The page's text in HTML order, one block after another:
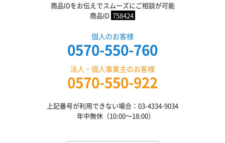
商品IDをお伝えでスムーズにご相談が可能
商品ID 758424
個人のお客様
0570-550-760
法人・個人事業主のお客様
0570-550-922
上記番号が利用できない場合：03-4334-9034
年中無休（10:00〜18:00）